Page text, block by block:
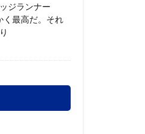
ジランナー
く最高だ。それ